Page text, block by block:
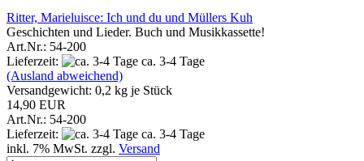
Ritter, Marieluisce: Ich und du und Müllers Kuh
Geschichten und Lieder. Buch und Musikkassette!
Art.Nr.: 54-200
Lieferzeit:
ca. 3-4 Tage
(Ausland abweichend)
Versandgewicht: 0,2 kg je Stück
14,90 EUR
Art.Nr.: 54-200
Lieferzeit:
ca. 3-4 Tage
inkl. 7% MwSt. zzgl. Versand